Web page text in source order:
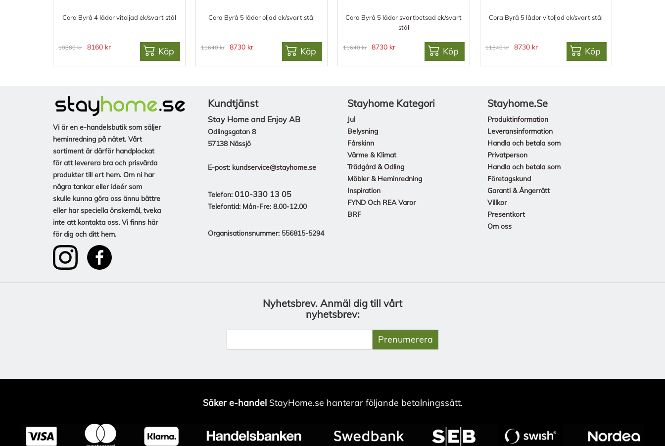
Cora Byrå 4 lådor vitoljad ek/svart stål
10880 kr 8160 kr Köp
Cora Byrå 5 lådor oljad ek/svart stål
11640 kr 8730 kr Köp
Cora Byrå 5 lådor svartbetsad ek/svart
stål
11640 kr 8730 kr Köp
Cora Byrå 5 lådor vitoljad ek/svart stål
11640 kr 8730 kr Köp
Vi är en e-handelsbutik som säljer
heminredning på nätet. Vårt
sortiment är därför handplockat
för att leverera bra och prisvärda
produkter till ert hem. Om ni har
några tankar eller ideér som
skulle kunna göra oss ännu bättre
eller har speciella önskemål, tveka
inte att kontakta oss. Vi finns här
för dig och ditt hem.
Kundtjänst
Stay Home and Enjoy AB
Odlingsgatan 8
57138 Nässjö
E-post: kundservice@stayhome.se
Telefon: 010-330 13 05
Telefontid: Mån-Fre: 8.00-12.00
Organisationsnummer: 556815-5294
Stayhome Kategori
Jul
Belysning
Fårskinn
Värme & Klimat
Trädgård & Odling
Möbler & Heminredning
Inspiration
FYND Och REA Varor
BRF
Stayhome.se
Produktinformation
Leveransinformation
Handla och betala som
Privatperson
Handla och betala som
Företagskund
Garanti & Ångerrätt
Villkor
Presentkort
Om oss
Nyhetsbrev. Anmäl dig till vårt
nyhetsbrev:
Prenumerera
Säker e-handelStayHome.se hanterar följande betalningssätt.